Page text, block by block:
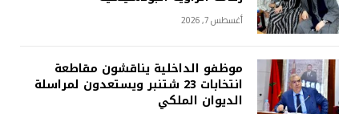
أغسطس 7, 2026
موظفو الداخلية يناقشون مقاطعة
انتخابات 23 شتنبر ويستعدون لمراسلة
الديوان الملكي